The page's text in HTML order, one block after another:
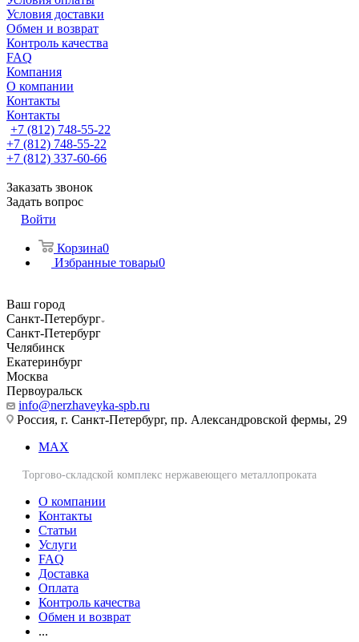
Условия доставки
Обмен и возврат
Контроль качества
FAQ
Компания
О компании
Контакты
Контакты
+7 (812) 748-55-22
+7 (812) 748-55-22
+7 (812) 337-60-66
Заказать звонок
Задать вопрос
Войти
Корзина0
Избранные товары0
Ваш город
Санкт-Петербург
Санкт-Петербург
Челябинск
Екатеринбург
Москва
Первоуральск
info@nerzhaveyka-spb.ru
Россия, г. Санкт-Петербург, пр. Александровской фермы, 29
MAX
Торгово-складской комплекс нержавеющего металлопроката
О компании
Контакты
Статьи
Услуги
FAQ
Доставка
Оплата
Контроль качества
Обмен и возврат
...